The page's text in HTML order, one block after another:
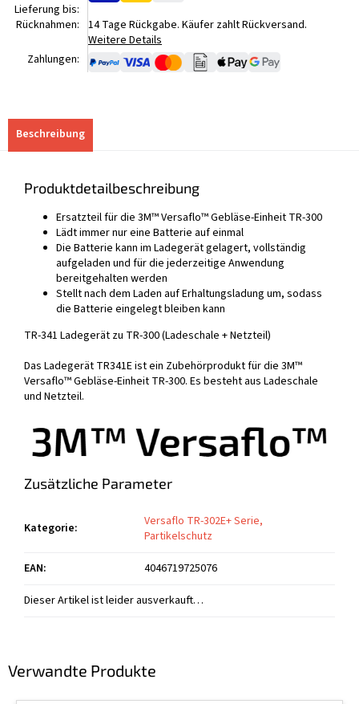
Lieferung bis:
Rücknahmen: 14 Tage Rückgabe. Käufer zahlt Rückversand.
Weitere Details
Zahlungen:
Verwandte Produkte
Beschreibung
Produktdetailbeschreibung
Ersatzteil für die 3M™ Versaflo™ Gebläse-Einheit TR-300
Lädt immer nur eine Batterie auf einmal
Die Batterie kann im Ladegerät gelagert, vollständig
aufgeladen und für die jederzeitige Anwendung
bereitgehalten werden
Stellt nach dem Laden auf Erhaltungsladung um, sodass
die Batterie eingelegt bleiben kann
TR-341 Ladegerät zu TR-300 (Ladeschale + Netzteil)
Das Ladegerät TR341E ist ein Zubehörprodukt für die 3M™
Versaflo™ Gebläse-Einheit TR-300. Es besteht aus Ladeschale
und Netzteil.
Zusätzliche Parameter
Kategorie:
Versaflo TR-302E+ Serie,
Partikelschutz
EAN:
4046719725076
Dieser Artikel ist leider ausverkauft…